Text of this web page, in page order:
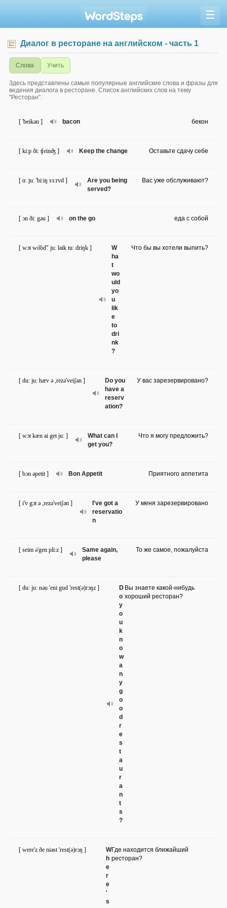
☰
Диалог в ресторане на английском - часть 1
Слова Учить
Здесь представлены самые популярные английские слова и фразы для
ведения диалога в ресторане. Список английских слов на тему
"Ресторан".
bacon
[ 'beikən ] бекон
Keep the change
[ ki:p ði: ʧeinʤ ] Оставьте сдачу себе
Are you being
served?
[ ɑ: ju: 'bi:iŋ sɜ:rvd ] Вас уже обслуживают?
on the go
[ ɔn ði: gəu ] еда с собой
W
ha
t
wo
uld
yo
u
lik
e
to
dri
nk
?
[ wɔt wo͝od" ju: laik tu: driŋk ] Что бы вы хотели выпить?
Do you
have a
reserv
ation?
[ du: ju: hæv ə ,rezə'veiʃən ] У вас зарезервировано?
What can I
get you?
[ wɔt kæn ai get ju: ] Что я могу предложить?
Bon Appetit
[ bɔn əpetit ] Приятного аппетита
I've got a
reservatio
n
[ i'v gɔt ə ,rezə'veiʃən ] У меня зарезервировано
Same again,
please
[ seim ə'gen pli:z ] То же самое, пожалуйста
D
o
y
o
u
k
n
o
w
a
n
y
g
o
o
d
r
e
s
t
a
u
r
a
n
t
s
?
[ du: ju: nəu 'eni gud 'rest(ə)rɔŋz ]
Вы знаете какой-нибудь
хороший ресторан?
W
h
e
r
e
'
s
[ were'z ðe niəst 'rest(ə)rɔŋ ]
Где находится ближайший
ресторан?